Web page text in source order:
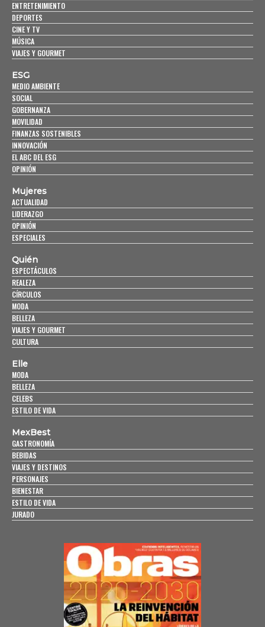
ENTRETENIMIENTO
DEPORTES
CINE Y TV
MÚSICA
VIAJES Y GOURMET
ESG
MEDIO AMBIENTE
SOCIAL
GOBERNANZA
MOVILIDAD
FINANZAS SOSTENIBLES
INNOVACIÓN
EL ABC DEL ESG
OPINIÓN
Mujeres
ACTUALIDAD
LIDERAZGO
OPINIÓN
ESPECIALES
Quién
ESPECTÁCULOS
REALEZA
CÍRCULOS
MODA
BELLEZA
VIAJES Y GOURMET
CULTURA
Elle
MODA
BELLEZA
CELEBS
ESTILO DE VIDA
MexBest
GASTRONOMÍA
BEBIDAS
VIAJES Y DESTINOS
PERSONAJES
BIENESTAR
ESTILO DE VIDA
JURADO